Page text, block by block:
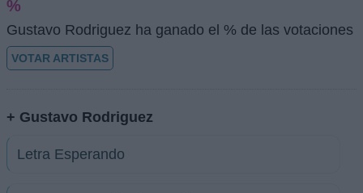
%
Gustavo Rodriguez ha ganado el % de las votaciones
VOTAR ARTISTAS
+ Gustavo Rodriguez
Letra Esperando